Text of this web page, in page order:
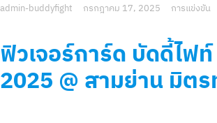
admin-buddyfight กรกฎาคม 17, 2025 การแข่งขัน
ฟิวเจอร์การ์ด บัดดี้ไฟ
2025 @ สามย่าน มิต